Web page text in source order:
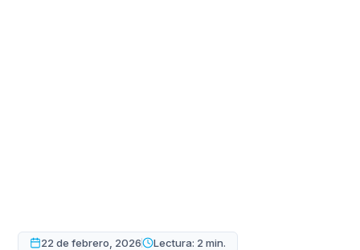
22 de febrero, 2026 Lectura: 2 min.